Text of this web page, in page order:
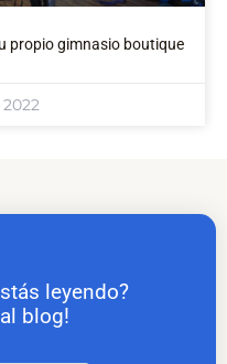
propio gimnasio boutique
leyendo?
blog!